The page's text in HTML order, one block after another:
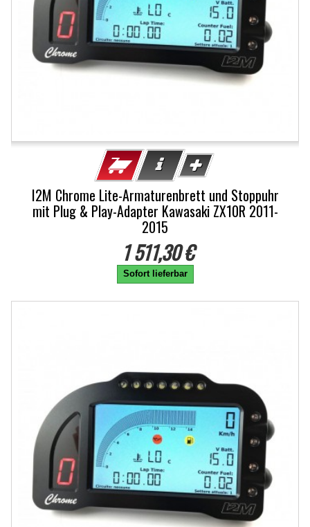
I2M Chrome Lite-Armaturenbrett und Stoppuhr
mit Plug & Play-Adapter Kawasaki ZX10R 2011-
2015
1 511,30 €
Sofort lieferbar